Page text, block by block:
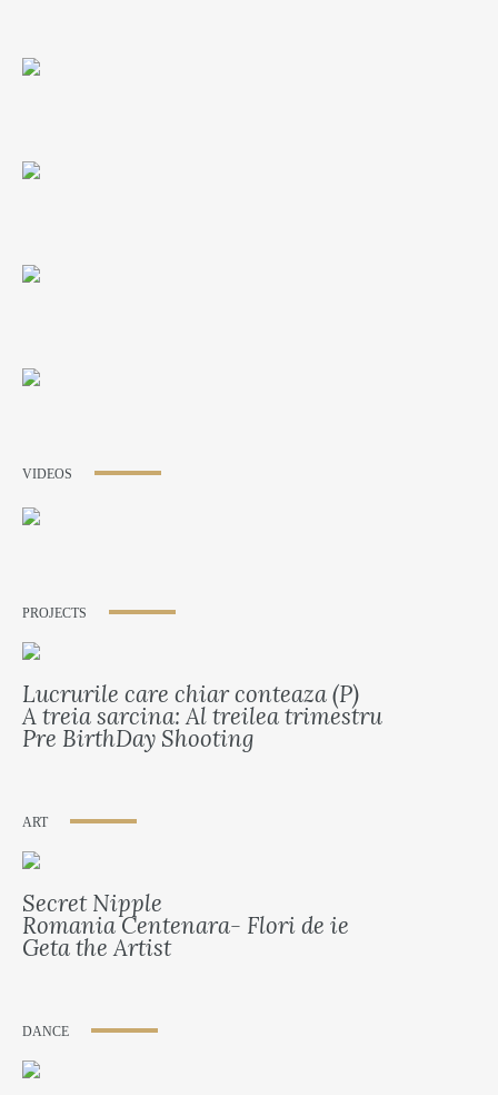
VIDEOS
PROJECTS
Lucrurile care chiar conteaza (P)
A treia sarcina: Al treilea trimestru
Pre BirthDay Shooting
ART
Secret Nipple
Romania Centenara- Flori de ie
Geta the Artist
DANCE